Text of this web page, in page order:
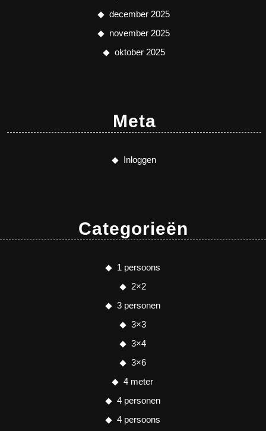
december 2025
november 2025
oktober 2025
Meta
Inloggen
Categorieën
1 persoons
2×2
3 personen
3×3
3×4
3×6
4 meter
4 personen
4 persoons